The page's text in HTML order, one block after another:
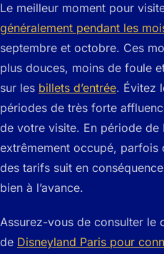
Le meilleur moment pour
généralement pendant les
septembre et octobre. Ces
plus douces, moins de foule
sur les billets d’entrée. Évitez
périodes de très forte
de votre visite. En période de
extrêmement occupé, parfois
des tarifs suit en
bien à l’avance.
Assurez-vous de consulter le
de Disneyland Paris pour